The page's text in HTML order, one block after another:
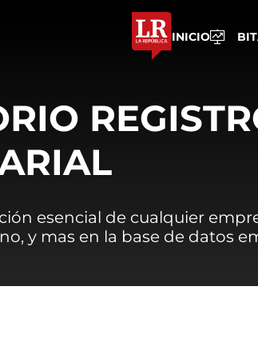
INICIO
esencial de cualquier
y mas en la base de datos